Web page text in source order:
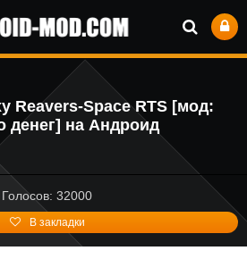
Reavers-Space RTS [мод:
денег] на Андроид
Голосов: 32000
В закладки